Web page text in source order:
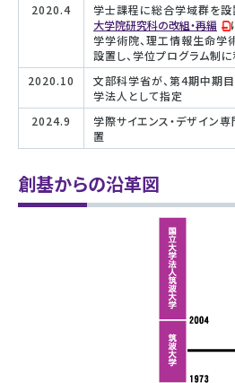
2020.4
学士課程に総合学域群を設
大学院研究科の改組・再編
学学術院、理工情報生命学
設置し、学位プログラム制
2020.10
文部科学省が、第4期中期
学法人として指定
2024.9
学際サイエンス・デザイン
置
創基からの沿革図